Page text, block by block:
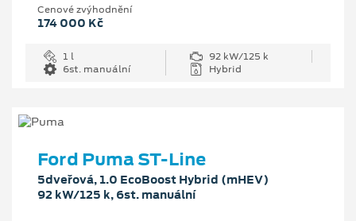
Cenové zvýhodnění
174 000 Kč
1 l
92 kW/125 k
6st. manuální
Hybrid
Ford Puma ST-Line
5dveřová, 1.0 EcoBoost Hybrid (mHEV)
92 kW/125 k, 6st. manuální